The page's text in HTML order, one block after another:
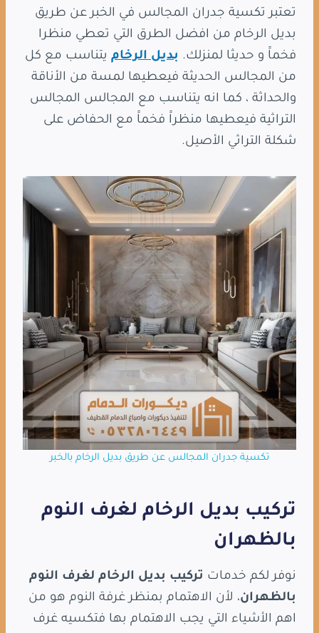
تعتبر تكسية جدران المجالس في الخبر عن طريق
بديل الرخام من افضل الطرق التي تعطي منظرا
فخماََ و حديثا لمنزلك. بديل الرخام يتناسب مع كل
من المجالس الحديثة فيعطيها لمسة من الأناقة
والحداثة ، كما انه يتناسب مع المجالس المجالس
التراثية فيعطيها منظراََ فخماََ مع الحفاض على
شكلة التراثي الأصيل.
تكسية جدران المجالس عن طريق بديل الرخام بالخبر
تركيب بديل الرخام لغرف النوم
بالظهران
نوفر لكم خدمات تركيب بديل الرخام لغرف النوم
بالظهران، لأن الاهتمام بمنظر غرفة النوم هو من
اهم الأشياء التي يجب الاهتمام بها فتكسيه غرف